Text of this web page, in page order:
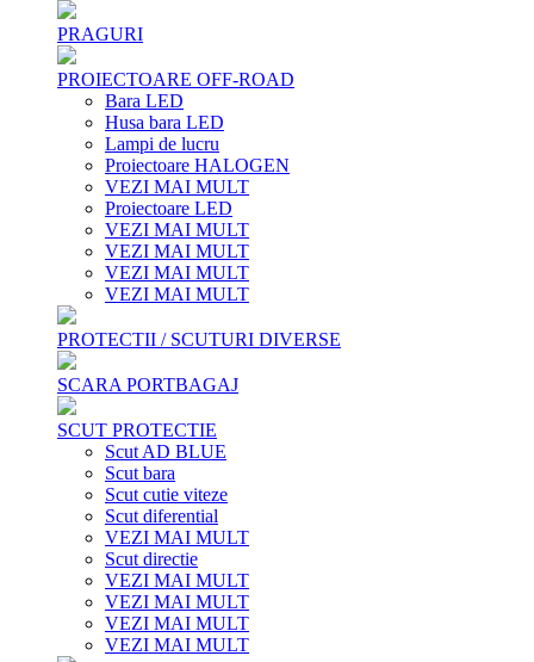
PRAGURI
PROIECTOARE OFF-ROAD
Bara LED
Husa bara LED
Lampi de lucru
Proiectoare HALOGEN
VEZI MAI MULT
Proiectoare LED
VEZI MAI MULT
VEZI MAI MULT
VEZI MAI MULT
VEZI MAI MULT
PROTECTII / SCUTURI DIVERSE
SCARA PORTBAGAJ
SCUT PROTECTIE
Scut AD BLUE
Scut bara
Scut cutie viteze
Scut diferential
VEZI MAI MULT
Scut directie
VEZI MAI MULT
VEZI MAI MULT
VEZI MAI MULT
VEZI MAI MULT